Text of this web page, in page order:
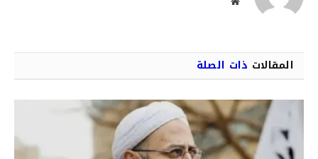
المقالات ذات الصلة